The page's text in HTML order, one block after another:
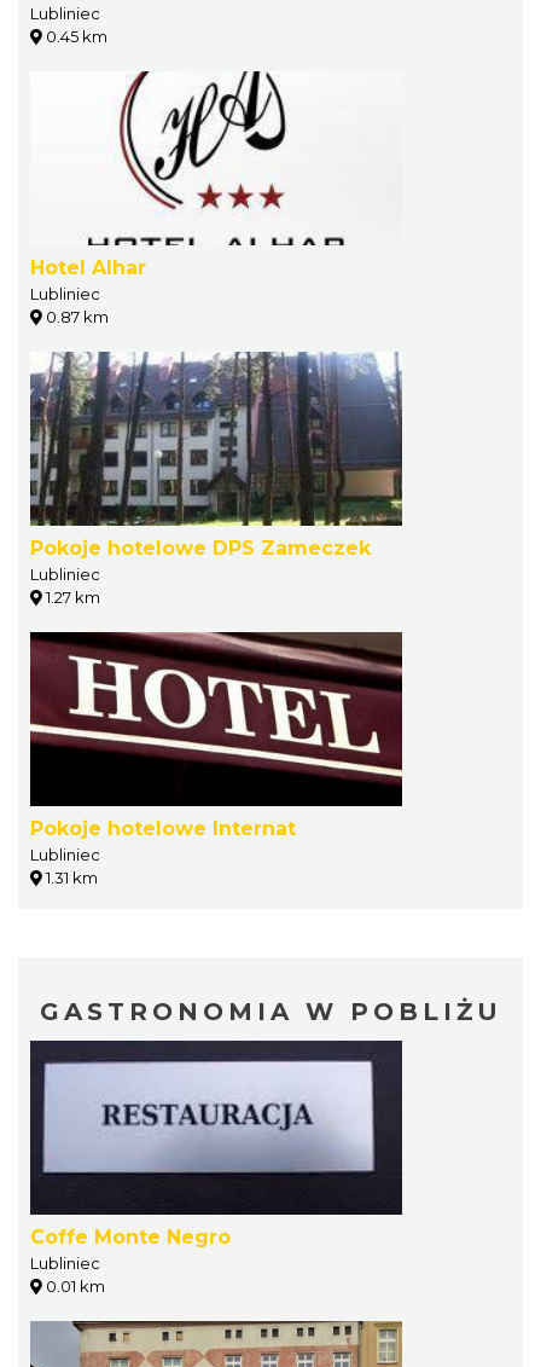
Lubliniec
0.45 km
Hotel Alhar
Lubliniec
0.87 km
Pokoje hotelowe DPS Zameczek
Lubliniec
1.27 km
Pokoje hotelowe Internat
Lubliniec
1.31 km
GASTRONOMIA W POBLIŻU
Coffe Monte Negro
Lubliniec
0.01 km